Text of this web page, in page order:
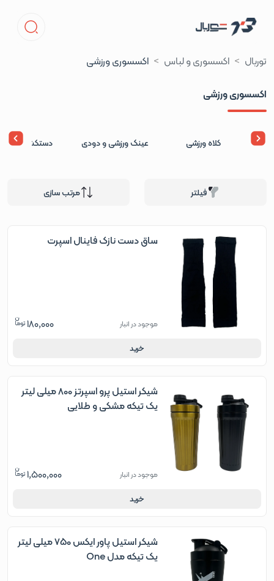
توربال اکسسوری و لباس
اکسسوری ورزشی
اکسسوری ورزشی
کلاه ورزشی عینک ورزشی و دودی دستکش ورزشی
فیلتر مرتب سازی
ساق دست نازک فاینال اسپرت
موجود در انبار 180,000
خرید
شیکر استیل پرو اسپرتز 800 میلی لیتر
یک تیکه مشکی و طلایی
موجود در انبار 1,500,000
خرید
شیکر استیل پاور ایکس 750 میلی لیتر
یک تیکه مدل One